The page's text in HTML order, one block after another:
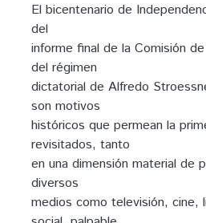
El bicentenario de
del
informe final de la Comisión
del régimen
dictatorial de Alfredo
son motivos
históricos que permean la
revisitados, tanto
en una dimensión material de
diversos
medios como televisión, cine,